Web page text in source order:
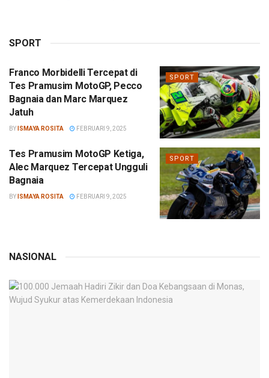
SPORT
SPORT
Franco Morbidelli Tercepat di
Tes Pramusim MotoGP, Pecco
Bagnaia dan Marc Marquez
Jatuh
BY ISMAYA ROSITA FEBRUARI 9, 2025
SPORT
Tes Pramusim MotoGP Ketiga,
Alec Marquez Tercepat Ungguli
Bagnaia
BY ISMAYA ROSITA FEBRUARI 9, 2025
NASIONAL